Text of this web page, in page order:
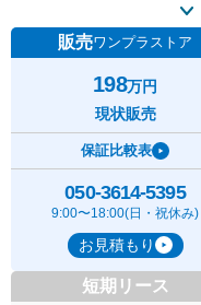
販売ワンプラストア
198万円
現状販売
保証比較表
050-3614-5395
9:00〜18:00(日・祝休み)
お見積もり
短期リース